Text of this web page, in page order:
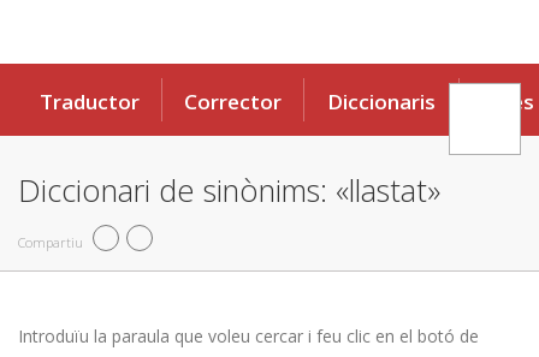
Traductor Corrector Diccionaris Eines
Diccionari de sinònims: «llastat»
Compartiu
Introduïu la paraula que voleu cercar i feu clic en el botó de